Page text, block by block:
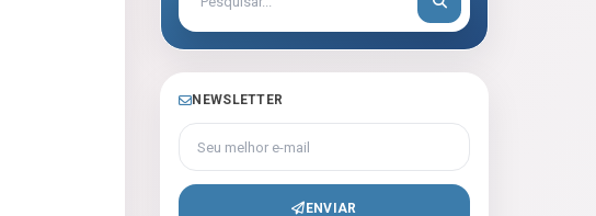
NEWSLETTER
Seu melhor e-mail
ENVIAR